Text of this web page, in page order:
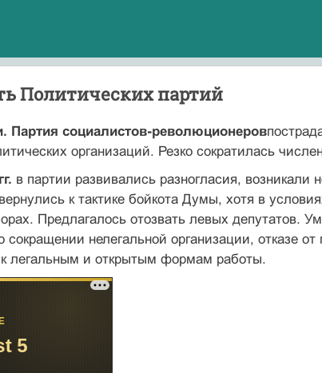
Политических партий
Партия социалистов-революционеров
организаций. Резко сократилась
в партии развивались разногласия,
к тактике бойкота Думы, хотя в
Предлагалось отозвать левых депутатов.
сокращении нелегальной организации, отказе
к легальным и открытым формам работы.